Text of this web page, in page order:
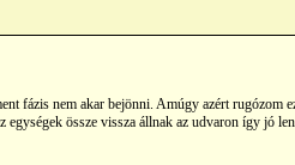
fázis nem akar bejönni. Amúgy azért rugózom
össze vissza állnak az udvaron így jó